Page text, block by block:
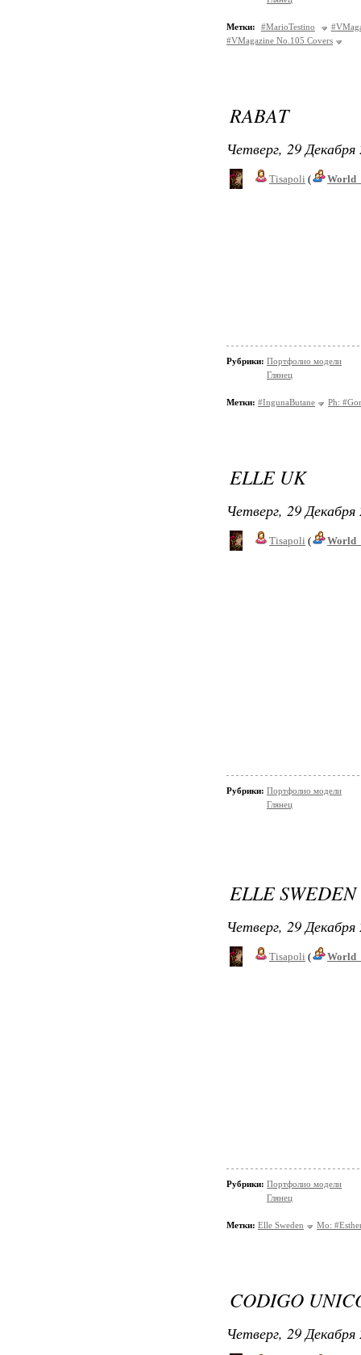
Метки: #MarioTestino
#VMagazine No.105 Covers
RABAT
Четверг, 29
Tisapoli (
Рубрики: Портфолио модели
Глянец
Метки: #IngunaButane Ph:
ELLE UK
Четверг, 29
Tisapoli (
Рубрики: Портфолио модели
Глянец
ELLE SWEDEN
Четверг, 29
Tisapoli (
Рубрики: Портфолио модели
Глянец
Метки: Elle Sweden Mo:
CODIGO
Четверг, 29